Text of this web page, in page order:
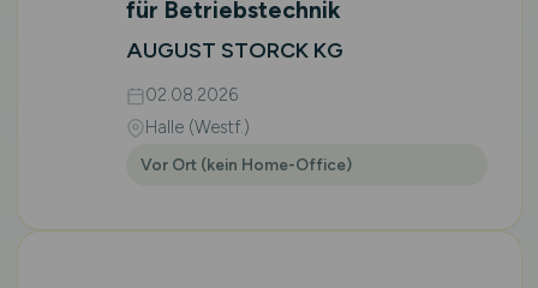
für Betriebstechnik
AUGUST STORCK KG
02.08.2026
Halle (Westf.)
Vor Ort (kein Home-Office)